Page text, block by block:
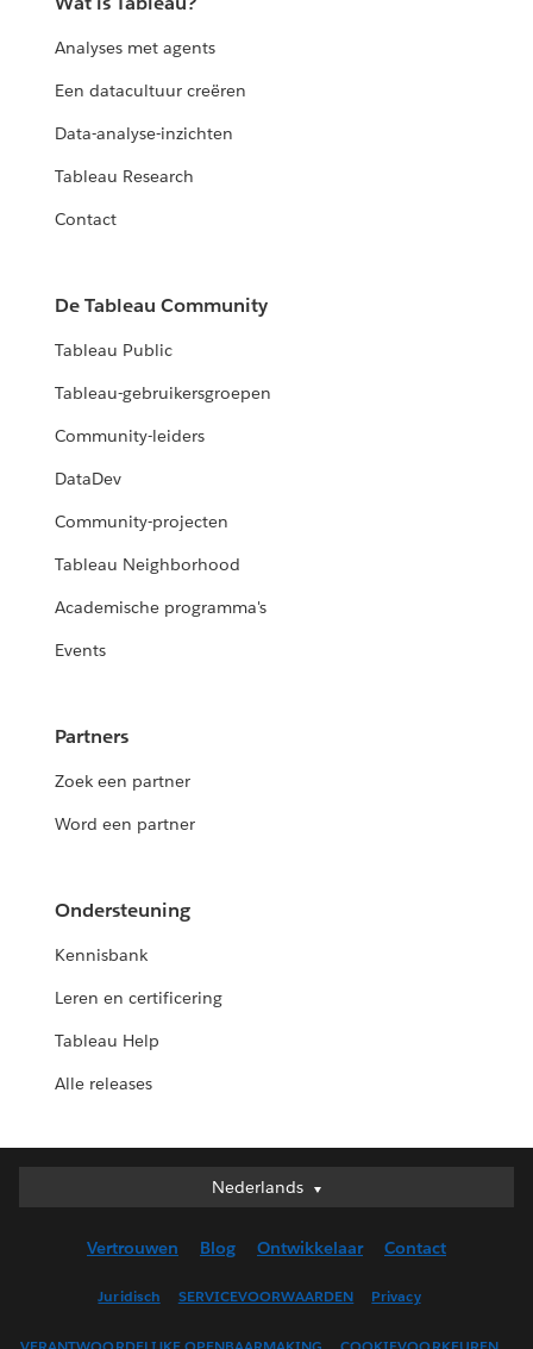
Analyses met agents
Een datacultuur creëren
Data-analyse-inzichten
Tableau Research
Contact
De Tableau Community
Tableau Public
Tableau-gebruikersgroepen
Community-leiders
DataDev
Community-projecten
Tableau Neighborhood
Academische programma's
Events
Partners
Zoek een partner
Word een partner
Ondersteuning
Kennisbank
Leren en certificering
Tableau Help
Alle releases
Nederlands
Nederlands
English (UK)
Vertrouwen Blog Ontwikkelaar Contact
Juridisch SERVICEVOORWAARDEN Privacy